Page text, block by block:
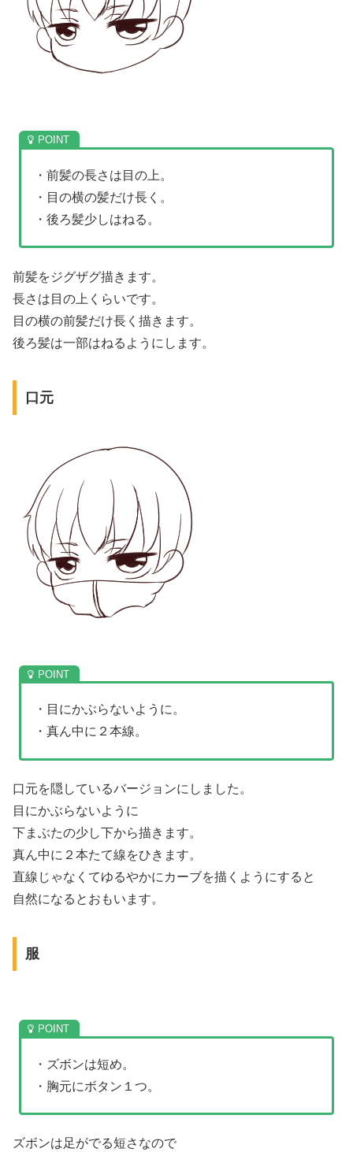
・前髪の長さは目の上。
・目の横の髪だけ長く。
・後ろ髪少しはねる。
前髪をジグザグ描きます。
長さは目の上くらいです。
目の横の前髪だけ長く描きます。
後ろ髪は一部はねるようにします。
口元
・目にかぶらないように。
・真ん中に２本線。
口元を隠しているバージョンにしました。
目にかぶらないように
下まぶたの少し下から描きます。
真ん中に２本たて線をひきます。
直線じゃなくてゆるやかにカーブを描くようにすると
自然になるとおもいます。
服
・ズボンは短め。
・胸元にボタン１つ。
ズボンは足がでる短さなので